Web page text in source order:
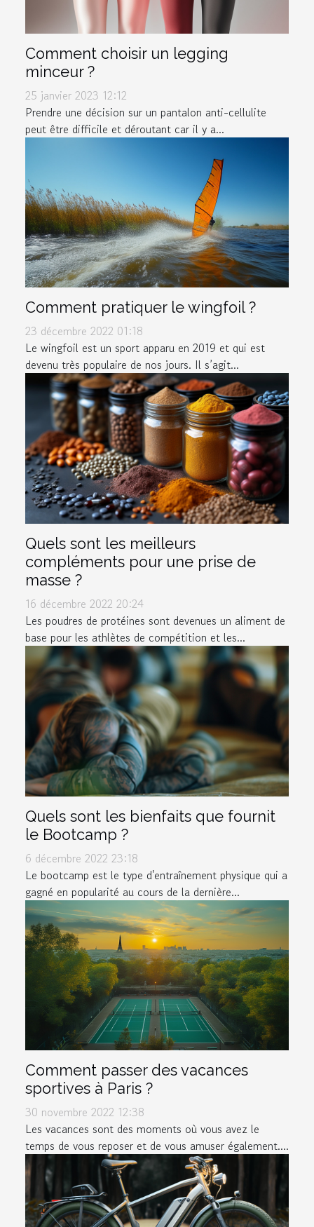
Comment choisir un legging
minceur ?
25 janvier 2023 12:12
Prendre une décision sur un pantalon anti-cellulite
peut être difficile et déroutant car il y a...
Comment pratiquer le wingfoil ?
23 décembre 2022 01:18
Le wingfoil est un sport apparu en 2019 et qui est
devenu très populaire de nos jours. Il s’agit...
Quels sont les meilleurs
compléments pour une prise de
masse ?
16 décembre 2022 20:24
Les poudres de protéines sont devenues un aliment de
base pour les athlètes de compétition et les...
Quels sont les bienfaits que fournit
le Bootcamp ?
6 décembre 2022 23:18
Le bootcamp est le type d'entraînement physique qui a
gagné en popularité au cours de la dernière...
Comment passer des vacances
sportives à Paris ?
30 novembre 2022 12:38
Les vacances sont des moments où vous avez le
temps de vous reposer et de vous amuser également....